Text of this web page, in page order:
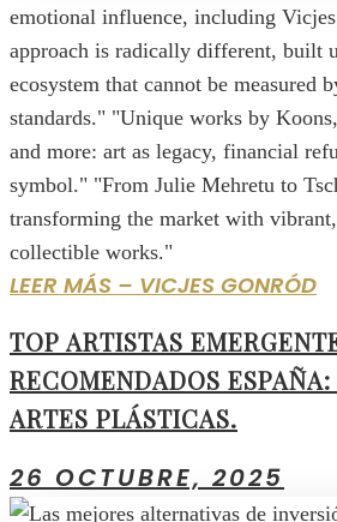
emotional influence, including
approach is radically different, built
ecosystem that cannot be measured
standards." "Unique works by
and more: art as legacy, financial
symbol." "From Julie Mehretu to
transforming the market with
collectible works."
LEER MÁS – VICJES GONRÓD
TOP ARTISTAS
RECOMENDADOS
ARTES PLÁSTICAS.
26 OCTUBRE, 2025